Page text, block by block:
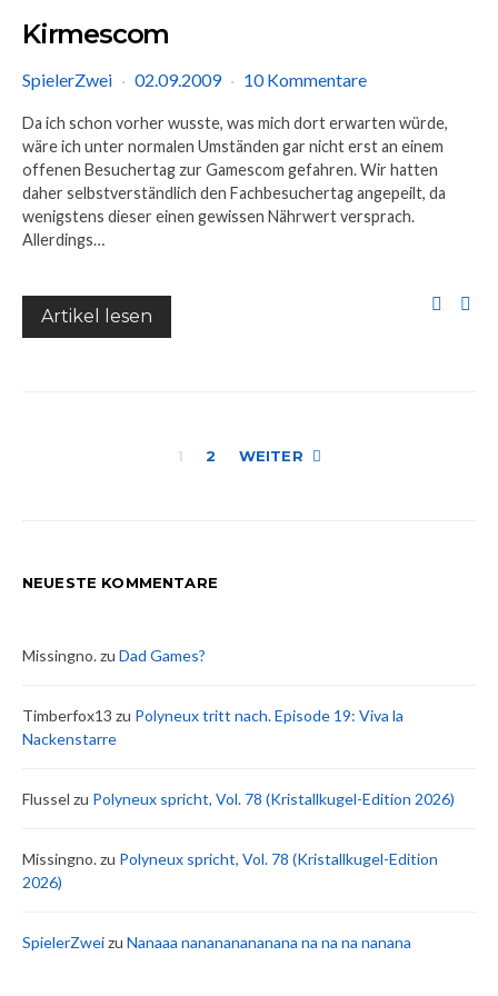
Kirmescom
SpielerZwei 02.09.2009 10 Kommentare
Da ich schon vorher wusste, was mich dort erwarten würde,
wäre ich unter normalen Umständen gar nicht erst an einem
offenen Besuchertag zur Gamescom gefahren. Wir hatten
daher selbstverständlich den Fachbesuchertag angepeilt, da
wenigstens dieser einen gewissen Nährwert versprach.
Allerdings…
Artikel lesen
1 2 WEITER
NEUESTE KOMMENTARE
Missingno.zu Dad Games?
Timberfox13 zu Polyneux tritt nach. Episode 19: Viva la
Nackenstarre
Flussel zu Polyneux spricht, Vol. 78 (Kristallkugel-Edition 2026)
Missingno.zu Polyneux spricht, Vol. 78 (Kristallkugel-Edition
2026)
SpielerZweizu Nanaaa nanananananana na na na nanana